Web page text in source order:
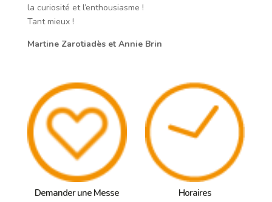
la curiosité et l’enthousiasme !
Tant mieux !
Martine Zarotiadès et Annie Brin
Demander une Messe Horaires